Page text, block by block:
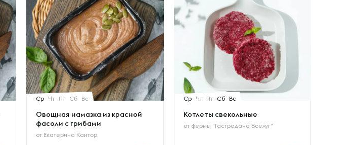
Ср Чт Пт Сб Вс
Овощная намазка из красной
фасоли с грибами
от Екатерина Кантор
Ср Чт Пт Сб Вс
Котлеты свекольные
от фермы "Гастродача Вселуг"